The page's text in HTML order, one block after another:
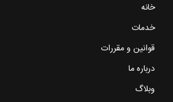
خانه
خدمات
قوانین و مقررات
درباره ما
وبلاگ